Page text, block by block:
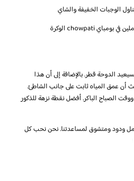
الوجبات الخفيفة والشاي
الدوحة قطر. بالإضافة إلى أن هذا
أن عمق المياه ثابت على جانب الشاطئ.
الصباح الباكر. أفضل نقطة نزهة للذكور
ودود ومتشوق لمساعدتنا. نحن نحب كل